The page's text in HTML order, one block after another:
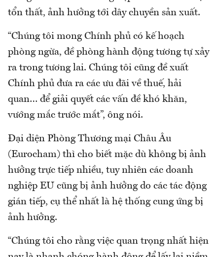
tổn thất, ảnh hưởng tới dây chuyền sản xuất.
“Chúng tôi mong Chính phủ có kế hoạch
phòng ngừa, đề phòng hành động tương tự xảy
ra trong tương lai. Chúng tôi cũng đề xuất
Chính phủ đưa ra các ưu đãi về thuế, hải
quan… để giải quyết các vấn đề khó khăn,
vướng mắc trước mắt”, ông nói.
Đại diện Phòng Thương mại Châu Âu
(Eurocham) thì cho biết mặc dù không bị ảnh
hưởng trực tiếp nhiều, tuy nhiên các doanh
nghiệp EU cũng bị ảnh hưởng do các tác động
gián tiếp, cụ thể nhất là hệ thống cung ứng bị
ảnh hưởng.
“Chúng tôi cho rằng việc quan trọng nhất hiện